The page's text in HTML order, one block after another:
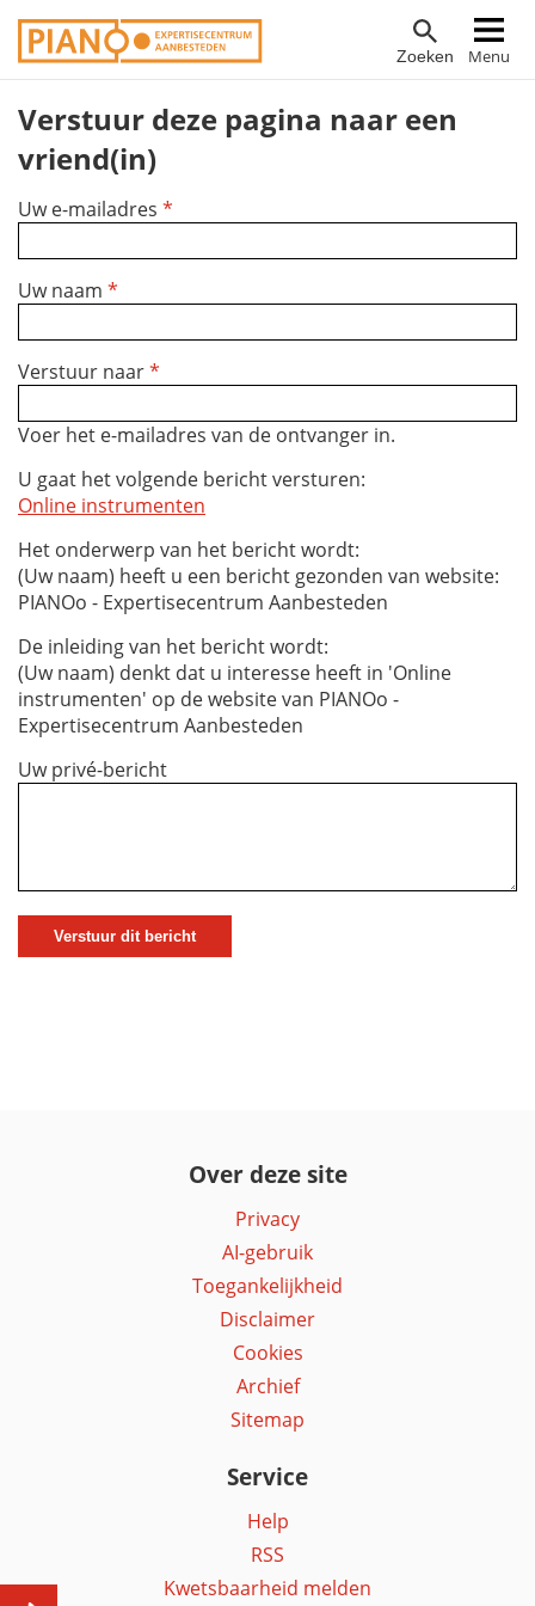
Overslaan
en
de
inhoud
gaan
Zoeken Menu
Hoofdnavigatie
Verstuur deze pagina naar een
vriend(in)
Uw e-mailadres *
Uw naam *
Verstuur naar*
Voer het e-mailadres van de ontvanger in.
U gaat het volgende bericht versturen:
Online instrumenten
Het onderwerp van het bericht wordt:
(Uw naam) heeft u een bericht gezonden van website:
PIANOo - Expertisecentrum Aanbesteden
De inleiding van het bericht wordt:
(Uw naam) denkt dat u interesse heeft in 'Online
instrumenten' op de website van PIANOo -
Expertisecentrum Aanbesteden
Uw privé-bericht
Over deze site
Privacy
AI-gebruik
Toegankelijkheid
Disclaimer
Cookies
Archief
Sitemap
Service
Help
RSS
Kwetsbaarheid melden